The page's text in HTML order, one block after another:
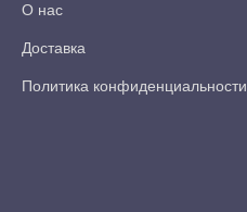
О нас
Доставка
Политика конфиденциальности